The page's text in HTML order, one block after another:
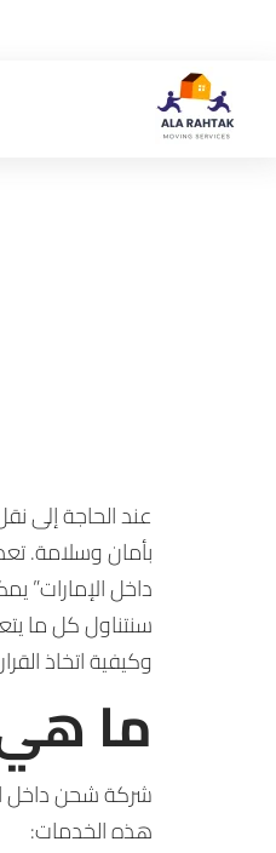
عند الحاجة إلى
بأمان وسلامة.
داخل الإمارات”
سنتناول كل ما
وكيفية اتخاذ
ما
شركة شحن داخل
هذه الخدمات: